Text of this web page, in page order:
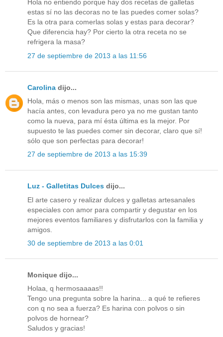
Hola no entiendo porque hay dos recetas de galletas
estas sí no las decoras no te las puedes comer solas?
Es la otra para comerlas solas y estas para decorar?
Que diferencia hay? Por cierto la otra receta no se
refrigera la masa?
27 de septiembre de 2013 a las 11:56
Carolina dijo...
Hola, más o menos son las mismas, unas son las que
hacía antes, con levadura pero ya no me gustan tanto
como la nueva, para mí ésta última es la mejor. Por
supuesto te las puedes comer sin decorar, claro que sí!
sólo que son perfectas para decorar!
27 de septiembre de 2013 a las 15:39
Luz - Galletitas Dulces dijo...
El arte casero y realizar dulces y galletas artesanales
especiales con amor para compartir y degustar en los
mejores eventos familiares y disfrutarlos con la familia y
amigos.
30 de septiembre de 2013 a las 0:01
Monique dijo...
Holaa, q hermosaaaas!!
Tengo una pregunta sobre la harina... a qué te refieres
con q no sea a fuerza? Es harina con polvos o sin
polvos de hornear?
Saludos y gracias!